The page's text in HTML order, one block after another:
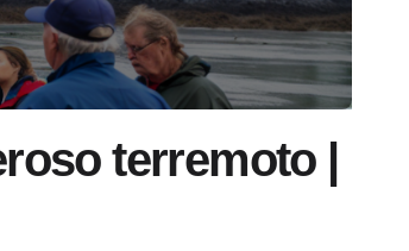
terremoto |